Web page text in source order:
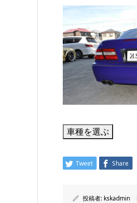
Tweet Share
投稿者: kskadmin